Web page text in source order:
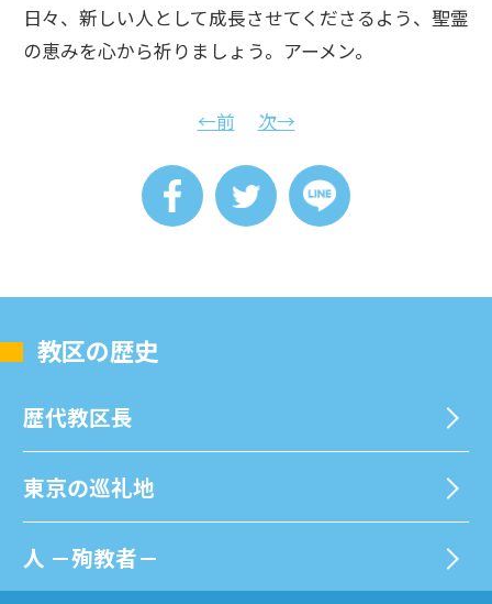
日々、新しい人として成長させてくださるよう、聖霊
の恵みを心から祈りましょう。アーメン。
←前 次→
教区の歴史
歴代教区⻑
東京の巡礼地
⼈ －殉教者－